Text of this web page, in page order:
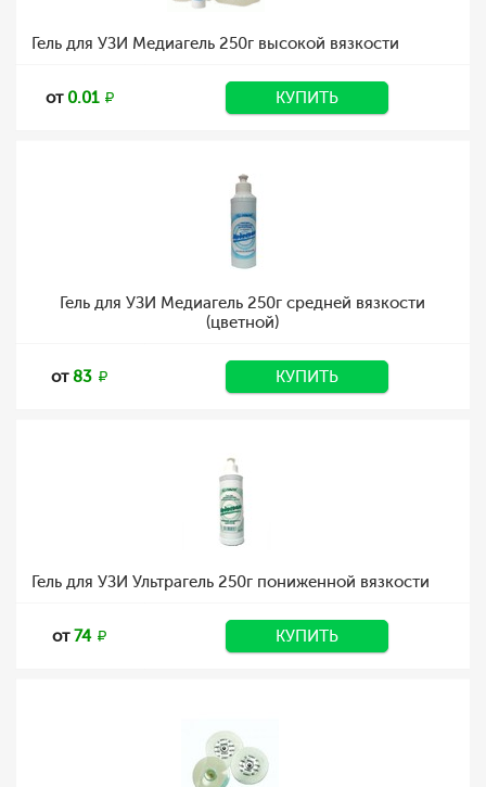
Гель для УЗИ Медиагель 250г высокой вязкости
от 0.01 КУПИТЬ
Гель для УЗИ Медиагель 250г средней вязкости
(цветной)
от83 КУПИТЬ
Гель для УЗИ Ультрагель 250г пониженной вязкости
от74 КУПИТЬ